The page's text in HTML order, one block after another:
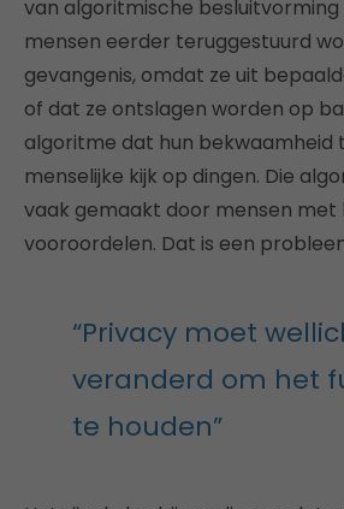
van algoritmische besluitvorming
mensen eerder teruggestuurd
gevangenis, omdat ze uit
of dat ze ontslagen worden op
algoritme dat hun bekwaamheid
menselijke kijk op dingen. Die
vaak gemaakt door mensen met
vooroordelen. Dat is een
“Privacy moet
veranderd om het
te houden”